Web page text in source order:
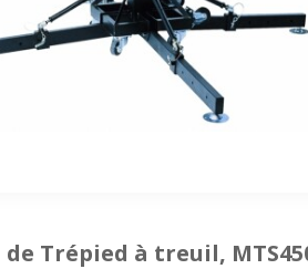
de Trépied à treuil,